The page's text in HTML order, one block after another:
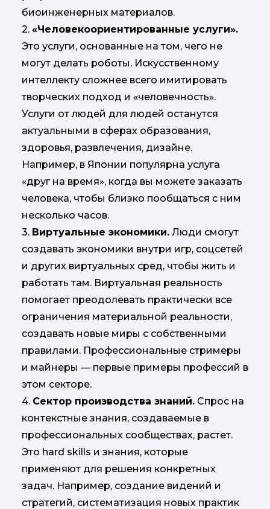
биоинженерных материалов.
2. «Человекоориентированные услуги».
Это услуги, основанные на том, чего не
могут делать роботы. Искусственному
интеллекту сложнее всего имитировать
творческих подход и «человечность».
Услуги от людей для людей останутся
актуальными в сферах образования,
здоровья, развлечения, дизайне.
Например, в Японии популярна услуга
«друг на время», когда вы можете заказать
человека, чтобы близко пообщаться с ним
несколько часов.
3. Виртуальные экономики. Люди смогут
создавать экономики внутри игр, соцсетей
и других виртуальных сред, чтобы жить и
работать там. Виртуальная реальность
помогает преодолевать практически все
ограничения материальной реальности,
создавать новые миры с собственными
правилами. Профессиональные стримеры
и майнеры — первые примеры профессий в
этом секторе.
4. Сектор производства знаний. Спрос на
контекстные знания, создаваемые в
профессиональных сообществах, растет.
Это hard skills и знания, которые
применяют для решения конкретных
задач. Например, создание видений и
стратегий, систематизация новых практик